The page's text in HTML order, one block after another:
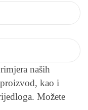
naših
kao i
Možete